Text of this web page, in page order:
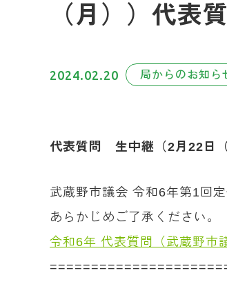
（月））代
2024.02.20 局からのお知ら
代表質問 生中継（2月22日
武蔵野市議会 令和6年第1回
あらかじめご了承ください。
令和6年 代表質問（武蔵野市